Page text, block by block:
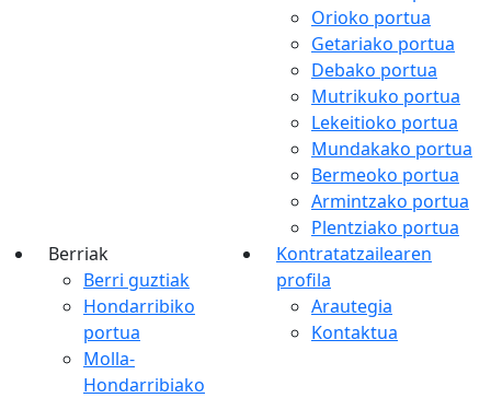
Orioko portua
Getariako portua
Debako portua
Mutrikuko portua
Lekeitioko portua
Mundakako portua
Bermeoko portua
Armintzako portua
Plentziako portua
Berriak
Berri guztiak
Hondarribiko
portua
Molla-
Hondarribiako
Kontratatzailearen
profila
Arautegia
Kontaktua